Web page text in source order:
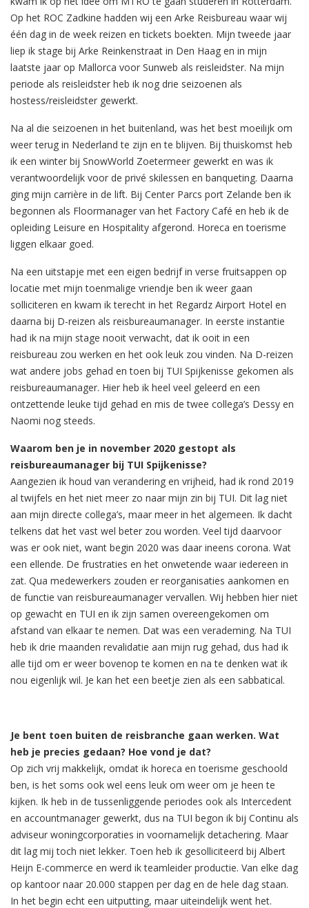
Op het ROC Zadkine hadden wij een Arke Reisbureau waar wij
één dag in de week reizen en tickets boekten. Mijn tweede jaar
liep ik stage bij Arke Reinkenstraat in Den Haag en in mijn
laatste jaar op Mallorca voor Sunweb als reisleidster. Na mijn
periode als reisleidster heb ik nog drie seizoenen als
hostess/reisleidster gewerkt.
Na al die seizoenen in het buitenland, was het best moeilijk om
weer terug in Nederland te zijn en te blijven. Bij thuiskomst heb
ik een winter bij SnowWorld Zoetermeer gewerkt en was ik
verantwoordelijk voor de privé skilessen en banqueting. Daarna
ging mijn carrière in de lift. Bij Center Parcs port Zelande ben ik
begonnen als Floormanager van het Factory Café en heb ik de
opleiding Leisure en Hospitality afgerond. Horeca en toerisme
liggen elkaar goed.
Na een uitstapje met een eigen bedrijf in verse fruitsappen op
locatie met mijn toenmalige vriendje ben ik weer gaan
solliciteren en kwam ik terecht in het Regardz Airport Hotel en
daarna bij D-reizen als reisbureaumanager. In eerste instantie
had ik na mijn stage nooit verwacht, dat ik ooit in een
reisbureau zou werken en het ook leuk zou vinden. Na D-reizen
wat andere jobs gehad en toen bij TUI Spijkenisse gekomen als
reisbureaumanager. Hier heb ik heel veel geleerd en een
ontzettende leuke tijd gehad en mis de twee collega’s Dessy en
Naomi nog steeds.
Waarom ben je in november 2020 gestopt als
reisbureaumanager bij TUI Spijkenisse?
Aangezien ik houd van verandering en vrijheid, had ik rond 2019
al twijfels en het niet meer zo naar mijn zin bij TUI. Dit lag niet
aan mijn directe collega’s, maar meer in het algemeen. Ik dacht
telkens dat het vast wel beter zou worden. Veel tijd daarvoor
was er ook niet, want begin 2020 was daar ineens corona. Wat
een ellende. De frustraties en het onwetende waar iedereen in
zat. Qua medewerkers zouden er reorganisaties aankomen en
de functie van reisbureaumanager vervallen. Wij hebben hier niet
op gewacht en TUI en ik zijn samen overeengekomen om
afstand van elkaar te nemen. Dat was een verademing. Na TUI
heb ik drie maanden revalidatie aan mijn rug gehad, dus had ik
alle tijd om er weer bovenop te komen en na te denken wat ik
nou eigenlijk wil. Je kan het een beetje zien als een sabbatical.
Je bent toen buiten de reisbranche gaan werken. Wat
heb je precies gedaan? Hoe vond je dat?
Op zich vrij makkelijk, omdat ik horeca en toerisme geschoold
ben, is het soms ook wel eens leuk om weer om je heen te
kijken. Ik heb in de tussenliggende periodes ook als Intercedent
en accountmanager gewerkt, dus na TUI begon ik bij Continu als
adviseur woningcorporaties in voornamelijk detachering. Maar
dit lag mij toch niet lekker. Toen heb ik gesolliciteerd bij Albert
Heijn E-commerce en werd ik teamleider productie. Van elke dag
op kantoor naar 20.000 stappen per dag en de hele dag staan.
In het begin echt een uitputting, maar uiteindelijk went het.